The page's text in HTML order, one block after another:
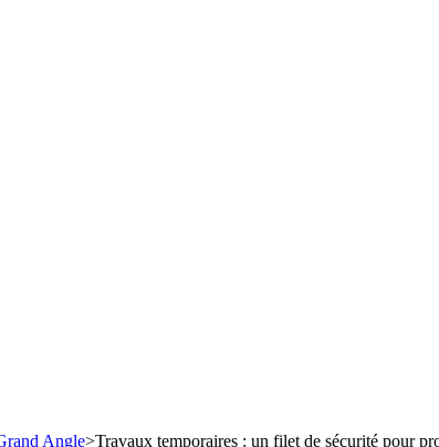
Angle>Travaux temporaires : un filet de sécurité pour